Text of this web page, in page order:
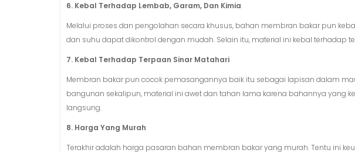
6. Kebal Terhadap Lembab, Garam, Dan Kimia
Melalui proses dan pengolahan secara khusus, bahan membran bakar pun
dan suhu dapat dikontrol dengan mudah. Selain itu, material ini kebal terhadap
7. Kebal Terhadap Terpaan Sinar Matahari
Membran bakar pun cocok pemasangannya baik itu sebagai lapisan dalam
bangunan sekalipun, material ini awet dan tahan lama karena bahannya yang
langsung.
8. Harga Yang Murah
Terakhir adalah harga pasaran bahan membran bakar yang murah. Tentu ini